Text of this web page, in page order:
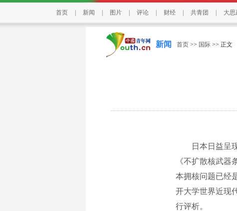
首页 新闻 图片 评论 财经 共青团 大思
新闻 首页 >> 国际 >> 正文
日本日益呈现
《不扩散核武
本拥核问题已经
开大学世界近现
行评析。